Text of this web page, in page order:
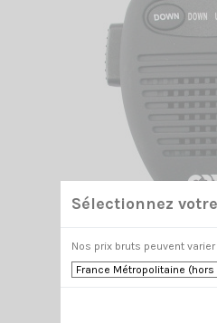
Sélectionnez
Nos prix bruts peuvent